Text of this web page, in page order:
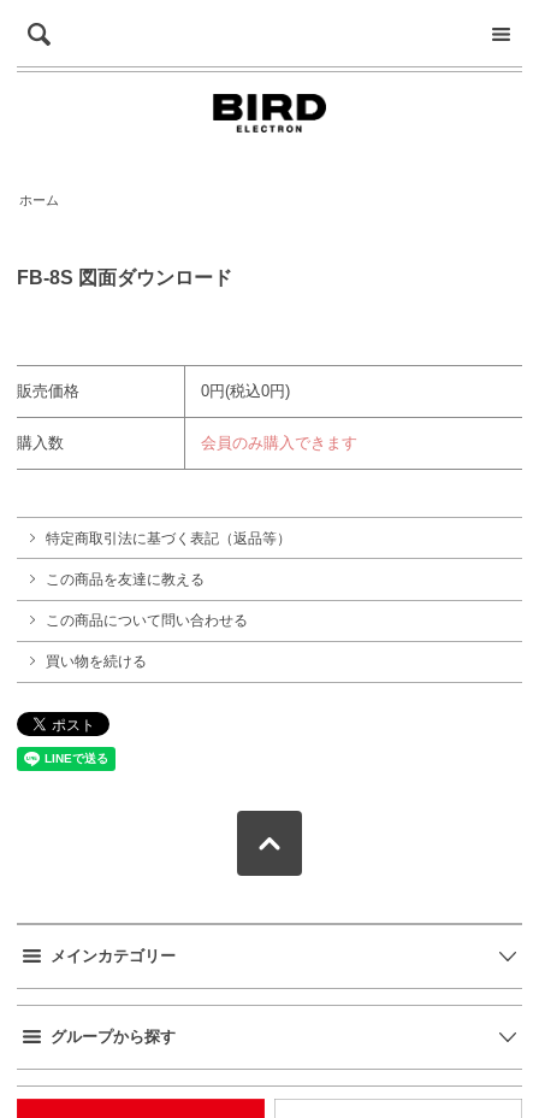
ホーム
FB-8S 図面ダウンロード
販売価格 0円(税込0円)
購入数 会員のみ購入できます
特定商取引法に基づく表記（返品等）
この商品を友達に教える
この商品について問い合わせる
買い物を続ける
メインカテゴリー
グループから探す